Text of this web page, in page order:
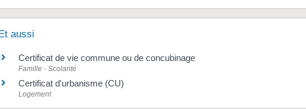
Et aussi
Certificat de vie commune ou de concubinage
Famille - Scolarité
Certificat d'urbanisme (CU)
Logement